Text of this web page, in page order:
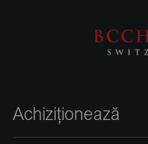
Achiziționează